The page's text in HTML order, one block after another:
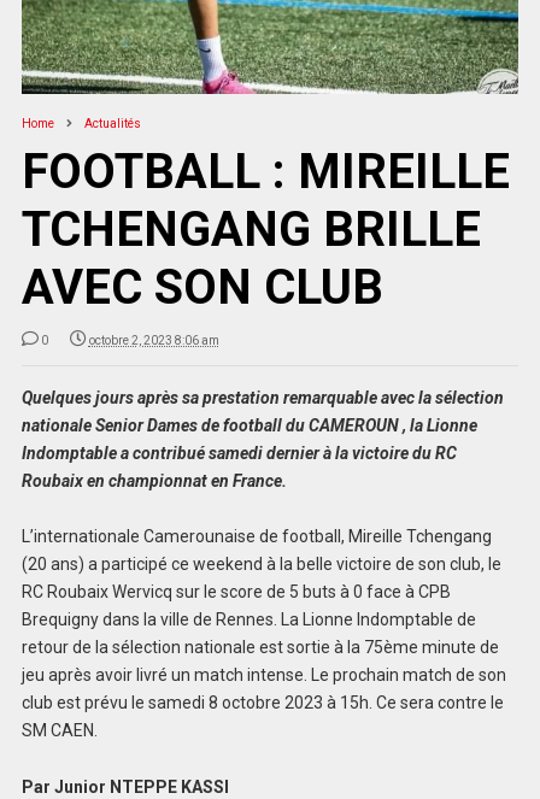
Home Actualités
FOOTBALL : MIREILLE
TCHENGANG BRILLE
AVEC SON CLUB
0 octobre 2, 2023 8:06 am
Quelques jours après sa prestation remarquable avec la sélection
nationale Senior Dames de football du CAMEROUN , la Lionne
Indomptable a contribué samedi dernier à la victoire du RC
Roubaix en championnat en France.
L’internationale Camerounaise de football, Mireille Tchengang
(20 ans) a participé ce weekend à la belle victoire de son club, le
RC Roubaix Wervicq sur le score de 5 buts à 0 face à CPB
Brequigny dans la ville de Rennes. La Lionne Indomptable de
retour de la sélection nationale est sortie à la 75ème minute de
jeu après avoir livré un match intense. Le prochain match de son
club est prévu le samedi 8 octobre 2023 à 15h. Ce sera contre le
SM CAEN.
Par Junior NTEPPE KASSI